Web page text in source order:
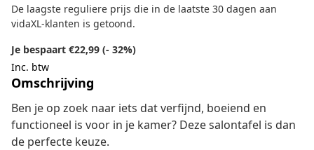
De laagste reguliere prijs die in de laatste 30 dagen aan
vidaXL-klanten is getoond.
Je bespaart €22,99 (- 32%)
Inc. btw
Omschrijving
Ben je op zoek naar iets dat verfijnd, boeiend en
functioneel is voor in je kamer? Deze salontafel is dan
de perfecte keuze.